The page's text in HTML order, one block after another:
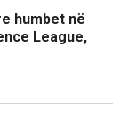
humbet në
League,